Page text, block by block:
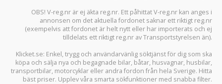
OBS! V-reg.nr är ej äkta reg.nr. Ett påhittat V-reg.nr kan anges i
annonsen om det aktuella fordonet saknar ett riktigt reg.nr
(exempelvis att fordonet är helt nytt eller har importerats och ej
tilldelats ett riktigt reg.nr av Transportstyrelsen än).
Klicket.se: Enkel, trygg och användarvänlig söktjänst för dig som ska
köpa och sälja nya och begagnade bilar, båtar, husvagnar, husbilar,
transportbilar, motorcyklar eller andra fordon från hela Sverige. Hitta
bäst priser. Upplev våra smarta sökfunktioner med snabba filter.